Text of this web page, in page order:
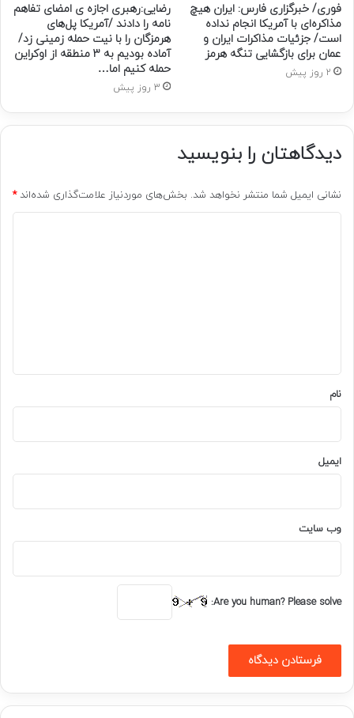
فوری/ خبرگزاری فارس: ایران هیچ
مذاکره‌ای با آمریکا انجام نداده
است/ جزئیات مذاکرات ایران و
عمان برای بازگشایی تنگه هرمز
2 روز پیش
رضایی:رهبری اجازه ی امضای تفاهم
نامه را دادند /آمریکا پل‌های
هرمزگان را با نیت حمله زمینی زد/
آماده بودیم به ۳ منطقه از اوکراین
حمله کنیم اما…
3 روز پیش
دیدگاهتان را بنویسید
نشانی ایمیل شما منتشر نخواهد شد. بخش‌های موردنیاز علامت‌گذاری شده‌اند*
نام
ایمیل
وب‌ سایت
Are you human? Please solve: